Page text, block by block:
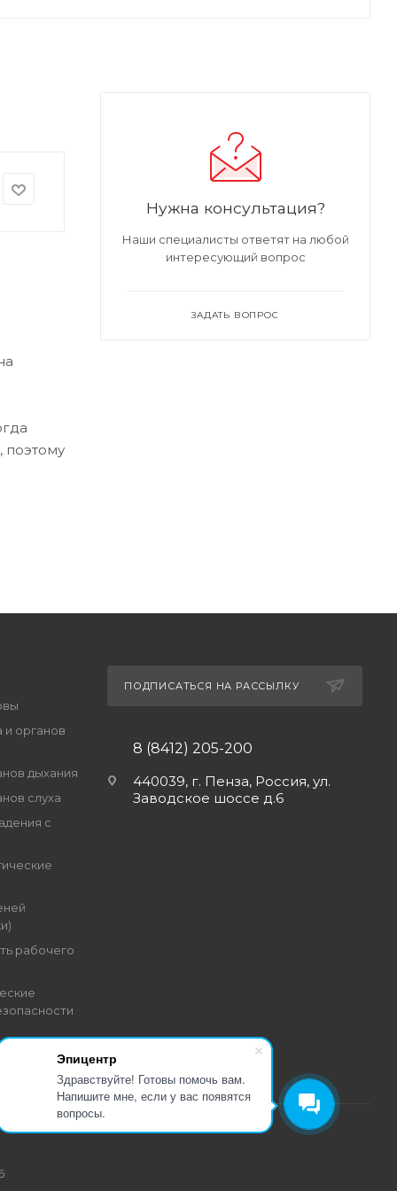
Эпицентр
Здравствуйте! Готовы помочь вам.
Напишите мне, если у вас появятся
вопросы.
поэтому
Нужна консультация?
Наши специалисты ответят на любой
интересующий вопрос
ЗАДАТЬ ВОПРОС
и органов
дыхания
слуха
с
рабочего
ПОДПИСАТЬСЯ НА РАССЫЛКУ
8 (8412) 205-200
440039, г. Пенза, Россия, ул.
Заводское шоссе д.6